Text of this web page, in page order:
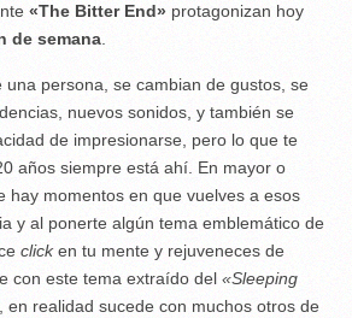
«The Bitter End» protagonizan hoy
de semana
una persona, se cambian de gustos, se
nuevos sonidos, y también se
de impresionarse, pero lo que te
años siempre está ahí. En mayor o
hay momentos en que vuelves a esos
y al ponerte algún tema emblemático de
clicken tu mente y rejuveneces de
con este tema extraído del «Sleeping
en realidad sucede con muchos otros de